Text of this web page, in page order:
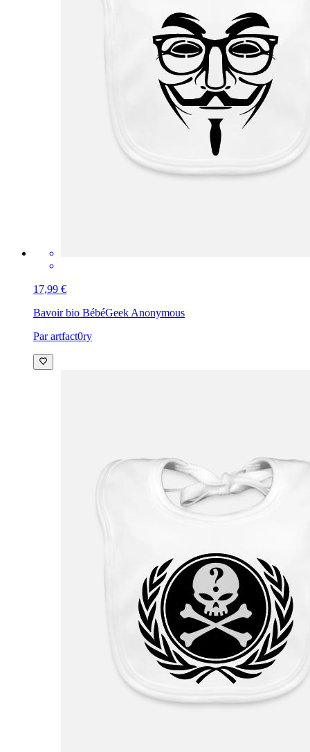
17,99 €
Bavoir bio BébéGeek Anonymous
Par artfact0ry